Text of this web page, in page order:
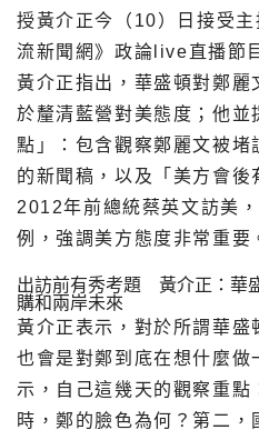
授黃介正今（10）日接受
流新聞網》政論live直播節
黃介正指出，華盛頓對鄭麗
於釐清藍營對美態度；他並
點」：包含觀察鄭麗文被堵
的新聞稿，以及「美方會後
2012年前總統蔡英文訪美
例，強調美方態度非常重要
出訪前有秀考題 黃介正：華
購和兩岸未來
黃介正表示，對於所謂華盛
也會是對鄭到底在想什麼做
示，自己這幾天的觀察重點
時，鄭的臉色為何？第二，